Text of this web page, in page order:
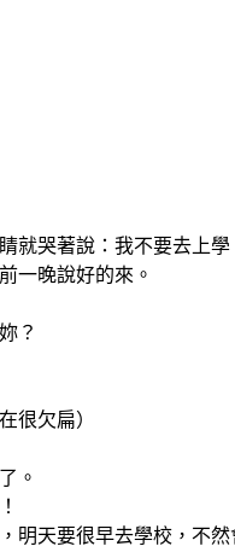
就哭著說：我不要去上學
一晚說好的來。
？
很欠扁）
。
明天要很早去學校，不